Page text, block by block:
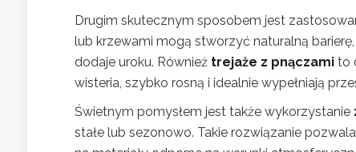
Drugim skutecznym sposobem jest
lub krzewami mogą stworzyć naturalną
dodaje uroku. Również trejaże z pnączami to
wisteria, szybko rosną i idealnie wypełniają
Świetnym pomysłem jest także wykorzystanie
stałe lub sezonowo. Takie rozwiązanie